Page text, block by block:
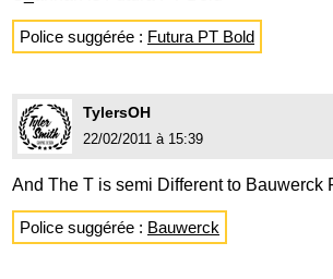
Police suggérée : Futura PT Bold
TylersOH
22/02/2011 à 15:39
And The T is semi Different to Bauwerck
Police suggérée : Bauwerck